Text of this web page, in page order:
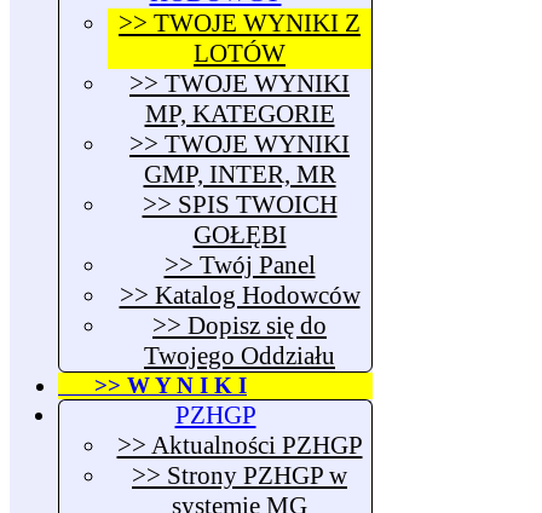
>> TWOJE WYNIKI Z
LOTÓW
>> TWOJE WYNIKI
MP, KATEGORIE
>> TWOJE WYNIKI
GMP, INTER, MR
>> SPIS TWOICH
GOŁĘBI
>> Twój Panel
>> Katalog Hodowców
>> Dopisz się do
Twojego Oddziału
>> W Y N I K I
PZHGP
>> Aktualności PZHGP
>> Strony PZHGP w
systemie MG